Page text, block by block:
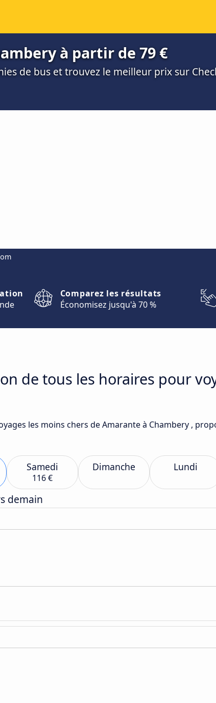
à partir de 79 €
de bus et trouvez le meilleur prix sur
Comparez les résultats
Économisez jusqu'à 70 %
de tous les horaires pour
les moins chers de Amarante à Chambery ,
Samedi
116 €
Dimanche Lundi
demain